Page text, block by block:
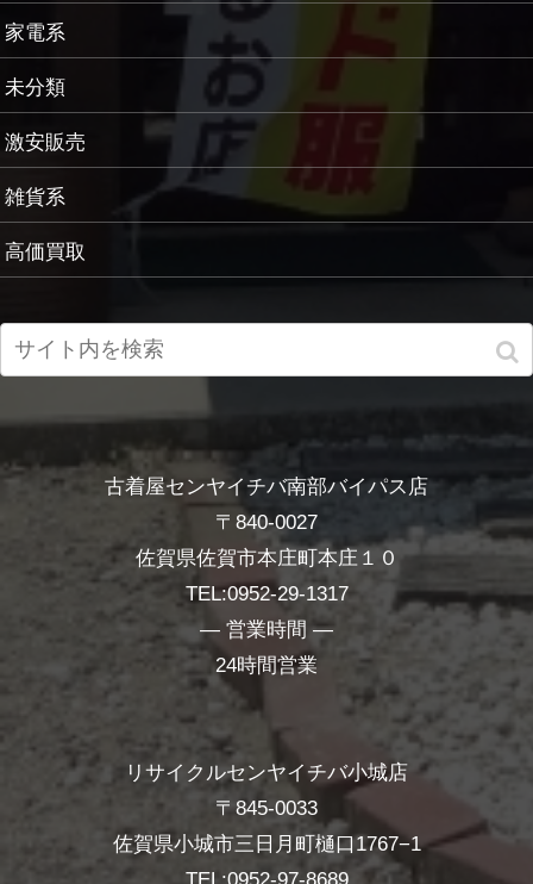
家電系
未分類
激安販売
雑貨系
高価買取
古着屋センヤイチバ南部バイパス店
〒840-0027
佐賀県佐賀市本庄町本庄１０
TEL:0952-29-1317
― 営業時間 ―
24時間営業
リサイクルセンヤイチバ小城店
〒845-0033
佐賀県小城市三日月町樋口1767−1